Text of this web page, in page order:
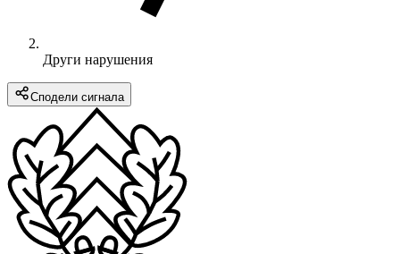
Други нарушения
Сподели сигнала